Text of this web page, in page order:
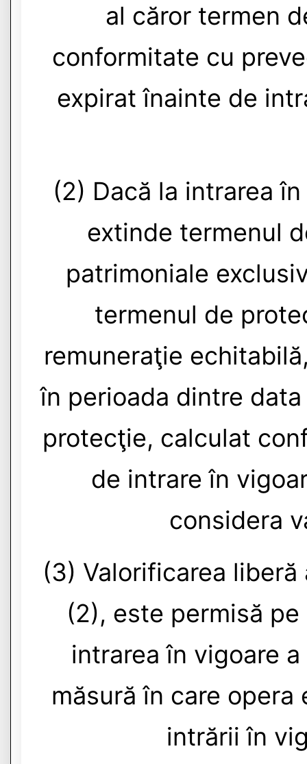
al căror termen
conformitate cu
expirat înainte de
(2) Dacă la intrarea
extinde termenul
patrimoniale
termenul de
remuneraţie
în perioada dintre
protecţie, calculat
de intrare în
considera
(3) Valorificarea
(2), este permisă
intrarea în vigoare
măsură în care
intrării în